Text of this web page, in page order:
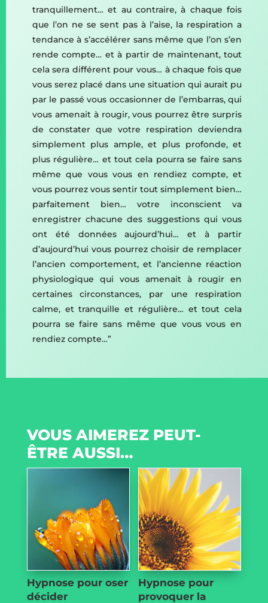
tranquillement… et au contraire, à chaque fois
que l’on ne se sent pas à l’aise, la respiration a
tendance à s’accélérer sans même que l’on s’en
rende compte… et à partir de maintenant, tout
cela sera différent pour vous… à chaque fois que
vous serez placé dans une situation qui aurait pu
par le passé vous occasionner de l’embarras, qui
vous amenait à rougir, vous pourrez être surpris
de constater que votre respiration deviendra
simplement plus ample, et plus profonde, et
plus régulière… et tout cela pourra se faire sans
même que vous vous en rendiez compte, et
vous pourrez vous sentir tout simplement bien…
parfaitement bien… votre inconscient va
enregistrer chacune des suggestions qui vous
ont été données aujourd’hui… et à partir
d’aujourd’hui vous pourrez choisir de remplacer
l’ancien comportement, et l’ancienne réaction
physiologique qui vous amenait à rougir en
certaines circonstances, par une respiration
calme, et tranquille et régulière… et tout cela
pourra se faire sans même que vous vous en
rendiez compte…”
VOUS AIMEREZ PEUT-
ÊTRE AUSSI…
Hypnose pour oser
décider
Hypnose pour
provoquer la